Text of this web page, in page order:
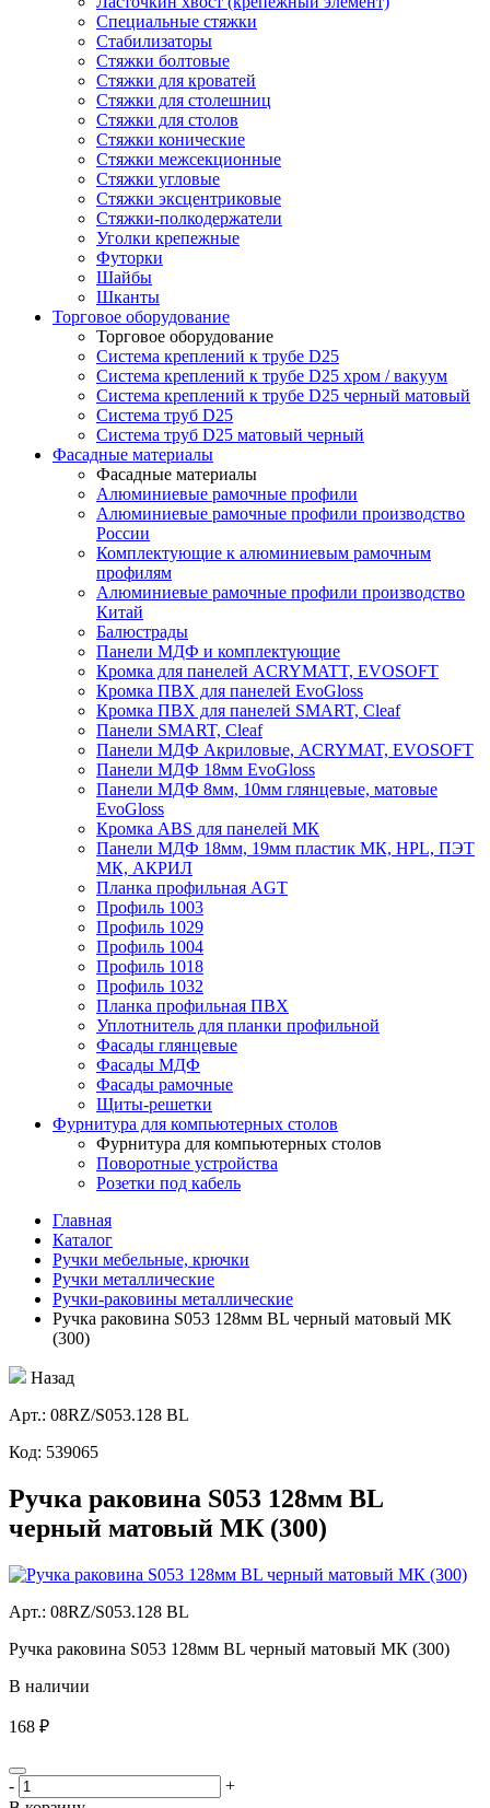
Специальные стяжки
Стабилизаторы
Стяжки болтовые
Стяжки для кроватей
Стяжки для столешниц
Стяжки для столов
Стяжки конические
Стяжки межсекционные
Стяжки угловые
Стяжки эксцентриковые
Стяжки-полкодержатели
Уголки крепежные
Футорки
Шайбы
Шканты
Торговое оборудование
Торговое оборудование
Система креплений к трубе D25
Система креплений к трубе D25 хром / вакуум
Система креплений к трубе D25 черный матовый
Система труб D25
Система труб D25 матовый черный
Фасадные материалы
Фасадные материалы
Алюминиевые рамочные профили
Алюминиевые рамочные профили производство
России
Комплектующие к алюминиевым рамочным
профилям
Алюминиевые рамочные профили производство
Китай
Балюстрады
Панели МДФ и комплектующие
Кромка для панелей ACRYMATT, EVOSOFT
Кромка ПВХ для панелей EvoGloss
Кромка ПВХ для панелей SMART, Cleaf
Панели SMART, Cleaf
Панели МДФ Акриловые, ACRYMAT, EVOSOFT
Панели МДФ 18мм EvoGloss
Панели МДФ 8мм, 10мм глянцевые, матовые
EvoGloss
Кромка ABS для панелей МК
Панели МДФ 18мм, 19мм пластик МК, HPL, ПЭТ
МК, АКРИЛ
Планка профильная AGT
Профиль 1003
Профиль 1029
Профиль 1004
Профиль 1018
Профиль 1032
Планка профильная ПВХ
Уплотнитель для планки профильной
Фасады глянцевые
Фасады МДФ
Фасады рамочные
Щиты-решетки
Фурнитура для компьютерных столов
Фурнитура для компьютерных столов
Поворотные устройства
Розетки под кабель
Главная
Каталог
Ручки мебельные, крючки
Ручки металлические
Ручки-раковины металлические
Ручка раковина S053 128мм BL черный матовый МК
(300)
Назад
Aрт.: 08RZ/S053.128 BL
Код: 539065
Ручка раковина S053 128мм BL
черный матовый МК (300)
Aрт.: 08RZ/S053.128 BL
Ручка раковина S053 128мм BL черный матовый МК (300)
В наличии
168 ₽
-
+